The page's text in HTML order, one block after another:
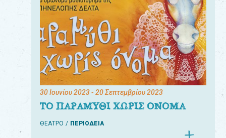
30 Ιουνίου 2023- 20 Σεπτεμβρίου 2023
ΤΟ ΠΑΡΑΜΥΘΙ ΧΩΡΙΣ ΟΝΟΜΑ
ΘΕΑΤΡΟ ΠΕΡΙΟΔΕΙΑ